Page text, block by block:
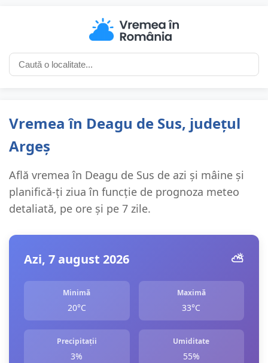
Vremea în Deagu de Sus, județul
Argeș
Află vremea în Deagu de Sus de azi și mâine și
planifică-ți ziua în funcție de prognoza meteo
detaliată, pe ore și pe 7 zile.
Azi, 7 august 2026 ⛅️
Minimă
20°C
Maximă
33°C
Precipitații
3%
Umiditate
55%